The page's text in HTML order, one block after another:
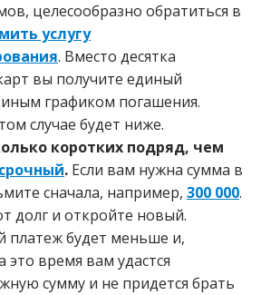
целесообразно обратиться в
услугу
. Вместо десятка
вы получите единый
графиком погашения.
случае будет ниже.
коротких подряд, чем
. Если вам нужна сумма в
сначала, например, 300 000.
долг и откройте новый.
платеж будет меньше и,
это время вам удастся
сумму и не придется брать